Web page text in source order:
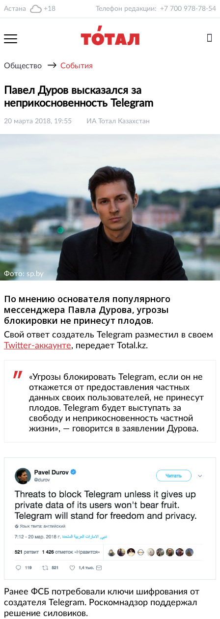
Астана +18 Телефон редакции: +7 700 978-78-54
Общество → События
Павел Дуров высказался за
неприкосновенность Telegram
20 марта 2018, 19:55 ИА Тотал Казахстан
Фото: sp.by
По мнению основателя популярного
мессенджера Павла Дурова, угрозы
блокировки не принесут плодов.
Свой ответ создатель Telegram разместил в своем
Twitter-аккаунте, передает Total.kz.
«Угрозы блокировать Telegram, если он не
откажется от предоставления частных
данных своих пользователей, не принесут
плодов. Telegram будет выступать за
свободу и неприкосновенность частной
жизни», — говорится в заявлении Дурова.
Ранее ФСБ потребовали ключи шифрования от
создателя Telegram. Роскомнадзор поддержал
решение силовиков.